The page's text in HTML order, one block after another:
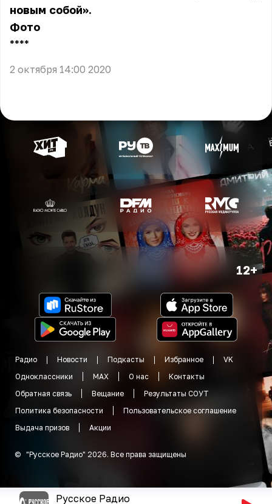
новым собой».
Фото
** **
2 октября 14:00 2020
12+
Радио Новости Подкасты Избранное
VK
Одноклассники
MAX О нас
Контакты
Обратная связь
Вещание
Результаты СОУТ
Политика безопасности
Пользовательское соглашение
Выдача призов
Акции
© "Русское Радио" 2026. Все права защищены
Русское Радио